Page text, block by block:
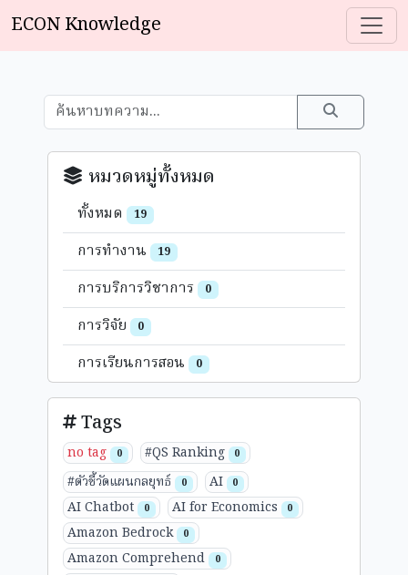
ECON Knowledge
หมวดหมู่ทั้งหมด
ทั้งหมด 19
การทำงาน 19
การบริการวิชาการ 0
การวิจัย 0
การเรียนการสอน 0
Tags
no tag 0 #QS Ranking 0
#ตัวชี้วัดแผนกลยุทธ์ 0 AI 0
AI Chatbot 0 AI for Economics 0
Amazon Bedrock 0
Amazon Comprehend 0